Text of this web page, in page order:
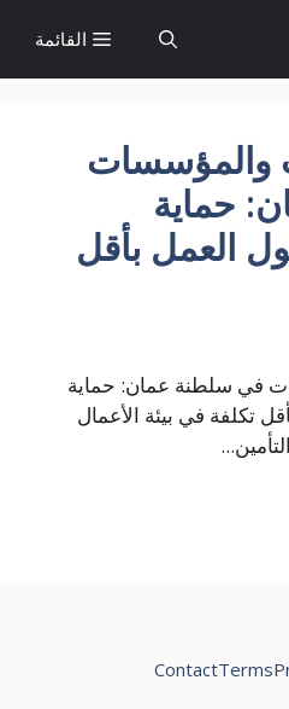
القائمة
والمؤسسات
حماية
العمل بأقل
في سلطنة عمان: حماية
تكلفة في بيئة الأعمال
Terms
Contact